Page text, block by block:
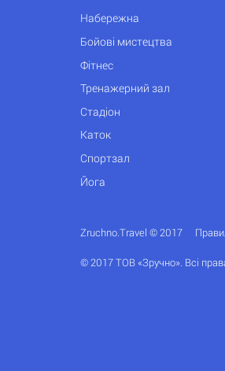
Набережна
Бойові мистецтва
Фітнес
Тренажерний зал
Стадіон
Каток
Спортзал
Йога
Zruchno.Travel © 2017
© 2017 ТОВ «Зручно». Всі